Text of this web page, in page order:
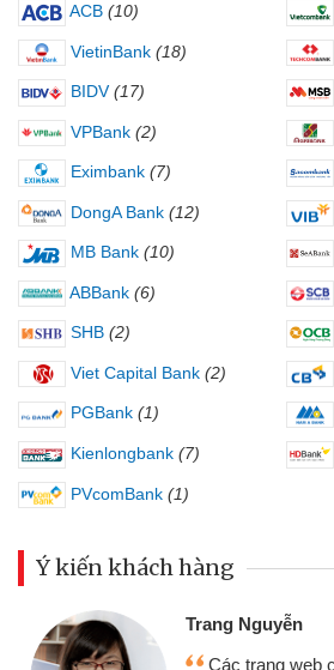
ACB (10)
VietinBank (18)
BIDV (17)
VPBank (2)
Eximbank (7)
DongA Bank (12)
MB Bank (10)
ABBank (6)
SHB (2)
Viet Capital Bank (2)
PGBank (1)
Kienlongbank (7)
PVcomBank (1)
Ý kiến khách hàng
Trang Nguyễn
Các trang web